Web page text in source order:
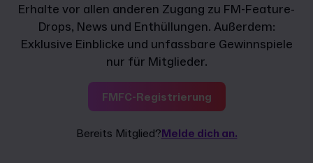
Erhalte vor allen anderen Zugang zu FM-Feature-
Drops, News und Enthüllungen. Außerdem:
Exklusive Einblicke und unfassbare Gewinnspiele
nur für Mitglieder.
FMFC-Registrierung
Bereits Mitglied?Melde dich an.